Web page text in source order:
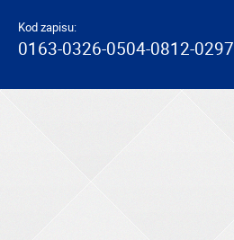
Kod zapisu:
0163-0326-0504-0812-0297